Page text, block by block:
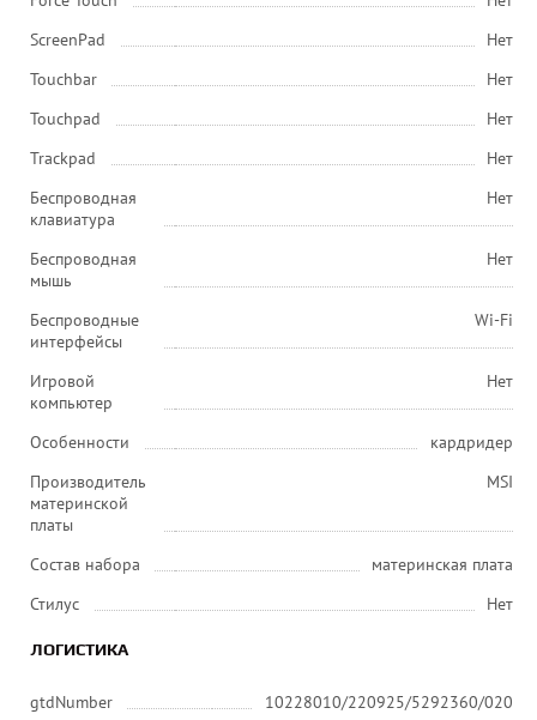
ScreenPad
Нет
Touchbar
Нет
Touchpad
Нет
Trackpad
Нет
Беспроводная
клавиатура
Нет
Беспроводная
мышь
Нет
Беспроводные
интерфейсы
Wi-Fi
Игровой
компьютер
Нет
Особенности
кардридер
Производитель
материнской
платы
MSI
Состав набора
материнская плата
Стилус
Нет
ЛОГИСТИКА
gtdNumber 10228010/220925/5292360/020